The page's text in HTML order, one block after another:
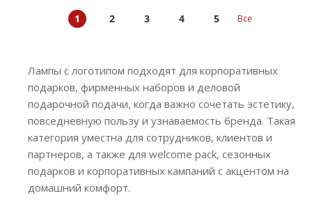
1 2 3 4 5 Все
Лампы с логотипом подходят для корпоративных
подарков, фирменных наборов и деловой
подарочной подачи, когда важно сочетать эстетику,
повседневную пользу и узнаваемость бренда. Такая
категория уместна для сотрудников, клиентов и
партнеров, а также для welcome pack, сезонных
подарков и корпоративных кампаний с акцентом на
домашний комфорт.